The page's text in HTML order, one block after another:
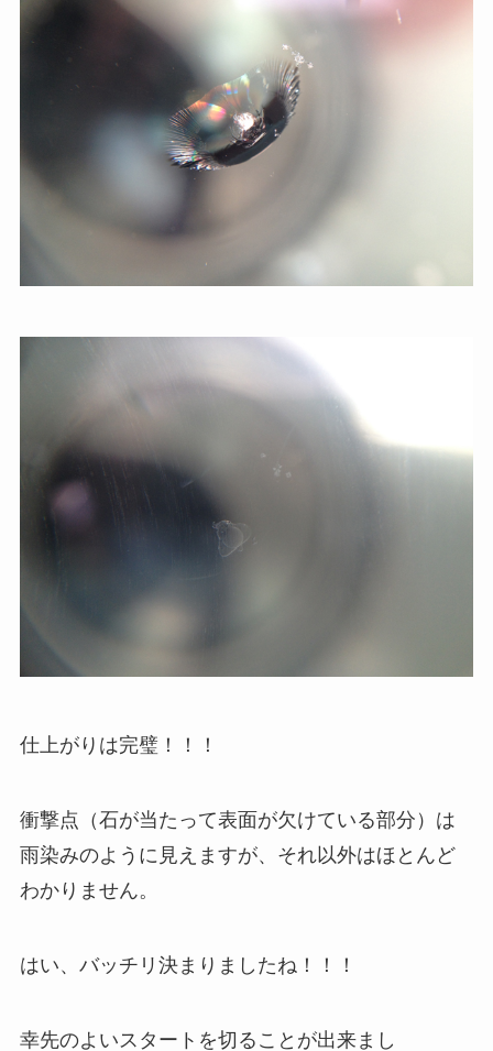
仕上がりは完璧！！！
衝撃点（石が当たって表面が欠けている部分）は
雨染みのように見えますが、それ以外はほとんど
わかりません。
はい、バッチリ決まりましたね！！！
幸先のよいスタートを切ることが出来まし